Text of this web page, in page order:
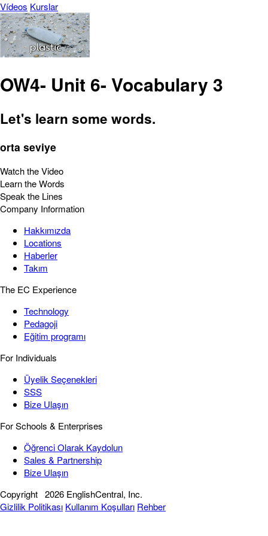
Vídeos Kurslar
OW4- Unit 6- Vocabulary 3
Let's learn some words.
orta seviye
Watch the Video
Learn the Words
Speak the Lines
Company Information
Hakkımızda
Locations
Haberler
Takım
The EC Experience
Technology
Pedagoji
Eğitim programı
For Individuals
Üyelik Seçenekleri
SSS
Bize Ulaşın
For Schools & Enterprises
Öğrenci Olarak Kaydolun
Sales & Partnership
Bize Ulaşın
Copyright 2026 EnglishCentral, Inc.
Gizlilik Politikası Kullanım Koşulları Rehber